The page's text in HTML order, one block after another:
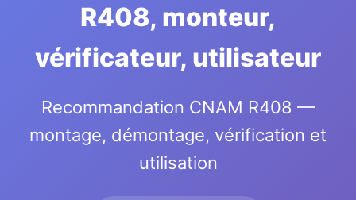
R408, monteur,
vérificateur, utilisateur
Recommandation CNAM R408 —
montage, démontage, vérification et
utilisation